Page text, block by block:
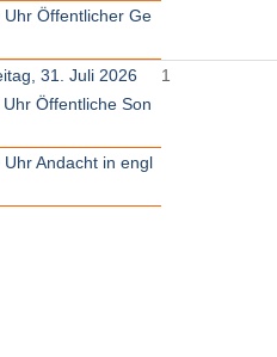
Uhr Öffentlicher Ge
31. Juli 2026
Uhr Öffentliche Son
Uhr Andacht in engl
1